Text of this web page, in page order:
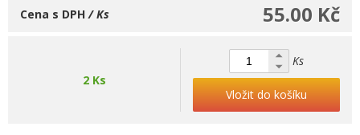
55.00 Kč
Cena s DPH/ Ks
2 Ks
Ks
Vložit do košíku